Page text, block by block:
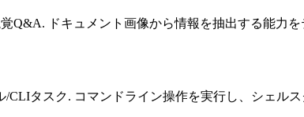
Q&A. ドキュメント画像から情報を抽出する能力
/CLIタスク. コマンドライン操作を実行し、シェル